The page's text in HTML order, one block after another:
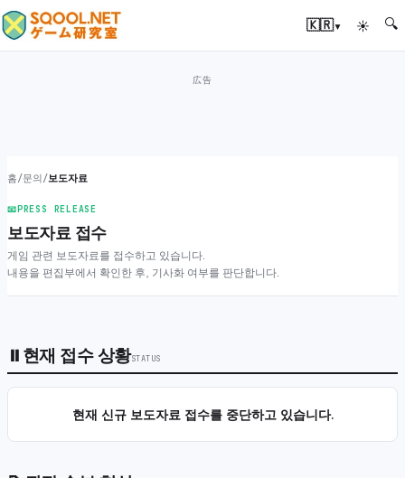
🇰🇷▾ ☀ 🔍
홈/문의/보도자료
📧PRESS RELEASE
보도자료 접수
게임 관련 보도자료를 접수하고 있습니다.
내용을 편집부에서 확인한 후, 기사화 여부를 판단합니다.
⏸현재 접수 상황STATUS
현재 신규 보도자료 접수를 중단하고 있습니다.